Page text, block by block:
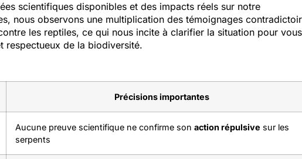
scientifiques disponibles et des impacts réels sur notre
nous observons une multiplication des témoignages
les reptiles, ce qui nous incite à clarifier la situation pour vous
respectueux de la biodiversité.
Précisions importantes
Aucune preuve scientifique ne confirme son action répulsive sur les
serpents